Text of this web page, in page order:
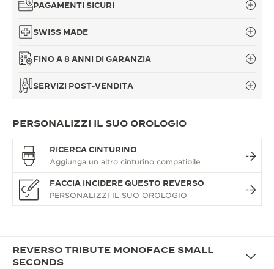
PAGAMENTI SICURI
SWISS MADE
FINO A 8 ANNI DI GARANZIA
SERVIZI POST-VENDITA
PERSONALIZZI IL SUO OROLOGIO
RICERCA CINTURINO
FACCIA INCIDERE QUESTO REVERSO
REVERSO TRIBUTE MONOFACE SMALL
SECONDS